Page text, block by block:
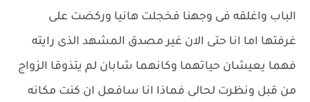
الباب واغلقه فى وجهنا فخجلت هانيا وركضت على
غرفتها اما انا حتى الان غير مصدق المشهد الذى رايته
فهما يعيشان حياتهما وكانهما شابان لم يتذوقا الزواج
من قبل ونظرت لحالى فماذا انا سافعل ان كنت مكانه